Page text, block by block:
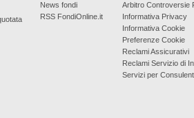
News fondi
RSS FondiOnline.it
Arbitro Controversie
Informativa Privacy
Informativa Cookie
Preferenze Cookie
Reclami Assicurativi
Reclami Servizio di
Servizi per